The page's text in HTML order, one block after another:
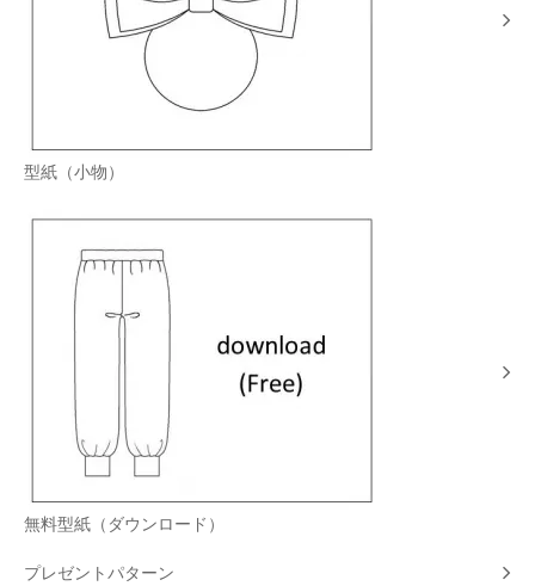
型紙（小物）
無料型紙（ダウンロード）
プレゼントパターン